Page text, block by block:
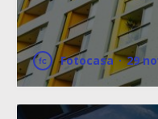
Fotocasa · 29